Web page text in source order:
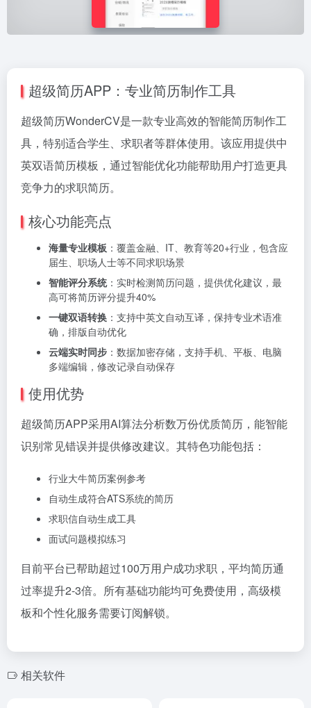
超级简历APP：专业简历制作工具
超级简历WonderCV是一款专业高效的智能简历制作工
具，特别适合学生、求职者等群体使用。该应用提供中
英双语简历模板，通过智能优化功能帮助用户打造更具
竞争力的求职简历。
核心功能亮点
海量专业模板 ：覆盖金融、IT、教育等20+行业，包含应
届生、职场人士等不同求职场景
智能评分系统：实时检测简历问题，提供优化建议，最
高可将简历评分提升40%
一键双语转换 ：支持中英文自动互译，保持专业术语准
确，排版自动优化
云端实时同步 ：数据加密存储，支持手机、平板、电脑
多端编辑，修改记录自动保存
使用优势
超级简历APP采用AI算法分析数万份优质简历，能智能
识别常见错误并提供修改建议。其特色功能包括：
行业大牛简历案例参考
自动生成符合ATS系统的简历
求职信自动生成工具
面试问题模拟练习
目前平台已帮助超过100万用户成功求职，平均简历通
过率提升2-3倍。所有基础功能均可免费使用，高级模
板和个性化服务需要订阅解锁。
相关软件